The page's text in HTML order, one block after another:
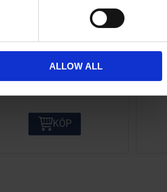
ALLOW ALL
Låsbricka framdrev inkl
bultar Honda MT/Lifan
11519
79
KÖP